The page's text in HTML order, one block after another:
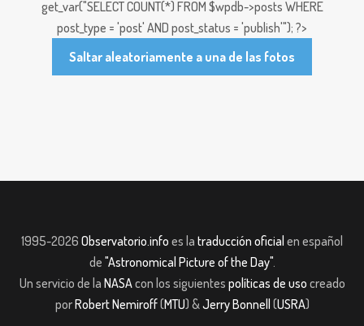
get_var("SELECT COUNT(*) FROM $wpdb->posts WHERE
post_type = 'post' AND post_status = 'publish'"); ?>
Saltar aleatoriamente a una de las fotos
1995-2026 Observatorio.info es la traducción oficial en español
de "Astronomical Picture of the Day".
Un servicio de la NASAcon los siguientes políticas de uso creado
porRobert Nemiroff(MTU) &Jerry Bonnell (USRA)